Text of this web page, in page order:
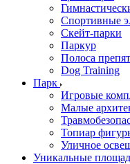
Спортивные
Скейт-парки
Паркур
Полоса
Dog Training
Парк
Игровые
Малые
Топиар
Уличное
Уникальные